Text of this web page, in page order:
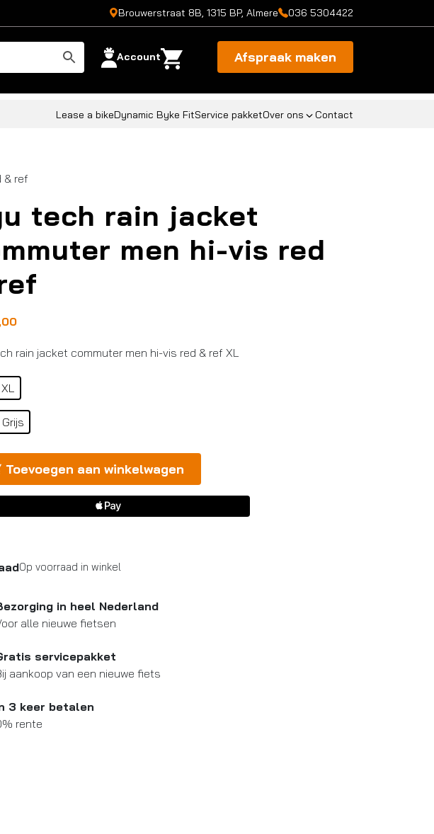
Brouwerstraat 8B, 1315 BP, Almere 036 5304422
Account Afspraak maken
Lease a bikeDynamic Byke FitService pakketOver ons Contact
& ref
tech rain jacket
men hi-vis red
rain jacket commuter men hi-vis red & ref XL
XL
Grijs
Toevoegen aan winkelwagen
Op voorraad in winkel
in heel Nederland
alle nieuwe fietsen
servicepakket
aankoop van een nieuwe fiets
3 keer betalen
rente